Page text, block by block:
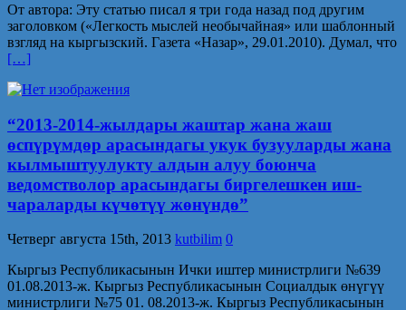
От автора: Эту статью писал я три года назад под другим
заголовком («Легкость мыслей необычайная» или шаблонный
взгляд на кыргызский. Газета «Назар», 29.01.2010). Думал, что
[…]
“2013-2014-жылдары жаштар жана жаш
өспүрүмдөр арасындагы укук бузууларды жана
кылмыштуулукту алдын алуу боюнча
ведомстволор арасындагы биргелешкен иш-
чараларды күчөтүү жөнүндө”
Четверг августа 15th, 2013 kutbilim 0
Кыргыз Республикасынын Ички иштер министрлиги №639
01.08.2013-ж. Кыргыз Республикасынын Социалдык өнүгүү
министрлиги №75 01. 08.2013-ж. Кыргыз Республикасынын